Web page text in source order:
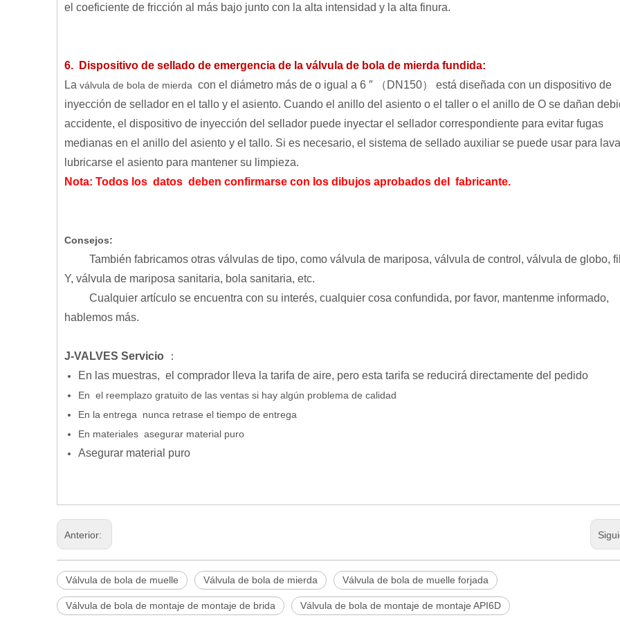
el coeficiente de fricción al más bajo junto con la alta intensidad y la alta finura.
6. Dispositivo de sellado de emergencia de la válvula de bola de mierda fundida:
La válvula de bola de mierda con el diámetro más de o igual a 6 ″ （DN150） está diseñada con un dispositivo de
inyección de sellador en el tallo y el asiento. Cuando el anillo del asiento o el taller o el anillo de O se dañan
accidente, el dispositivo de inyección del sellador puede inyectar el sellador correspondiente para evitar fugas
medianas en el anillo del asiento y el tallo. Si es necesario, el sistema de sellado auxiliar se puede usar para
lubricarse el asiento para mantener su limpieza.
Nota: Todos los datos deben confirmarse con los dibujos aprobados del
fabricante.
Consejos:
También fabricamos otras válvulas de tipo, como válvula de mariposa, válvula de control, válvula de globo,
Y, válvula de mariposa sanitaria, bola sanitaria, etc.
Cualquier artículo se encuentra con su interés, cualquier cosa confundida, por favor, mantenme informado,
hablemos más.
J-VALVES Servicio
：
En las muestras, el comprador lleva la tarifa de aire, pero esta tarifa se reducirá directamente del pedido
En el reemplazo gratuito de las ventas si hay algún problema de calidad
En la entrega
nunca retrase el tiempo de entrega
En materiales asegurar material puro
Asegurar material puro
Anterior:
Válvula de bola de muelle Válvula de bola de mierda Válvula de bola de muelle forjada
Válvula de bola de montaje de montaje de brida Válvula de bola de montaje de montaje API6D